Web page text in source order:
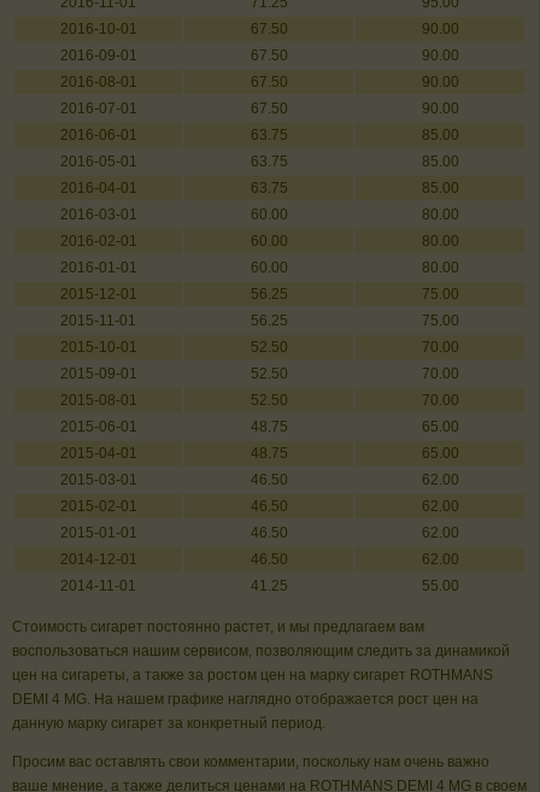
2016-10-01
67.50
90.00
2016-09-01
67.50
90.00
2016-08-01
67.50
90.00
2016-07-01
67.50
90.00
2016-06-01
63.75
85.00
2016-05-01
63.75
85.00
2016-04-01
63.75
85.00
2016-03-01
60.00
80.00
2016-02-01
60.00
80.00
2016-01-01
60.00
80.00
2015-12-01
56.25
75.00
2015-11-01
56.25
75.00
2015-10-01
52.50
70.00
2015-09-01
52.50
70.00
2015-08-01
52.50
70.00
2015-06-01
48.75
65.00
2015-04-01
48.75
65.00
2015-03-01
46.50
62.00
2015-02-01
46.50
62.00
2015-01-01
46.50
62.00
2014-12-01
46.50
62.00
2014-11-01
41.25 55.00
Стоимость сигарет постоянно растет, и мы предлагаем вам
воспользоваться нашим сервисом, позволяющим следить за динамикой
цен на сигареты, а также за ростом цен на марку сигарет ROTHMANS
DEMI 4 MG. На нашем графике наглядно отображается рост цен на
данную марку сигарет за конкретный период.
Просим вас оставлять свои комментарии, поскольку нам очень важно
ваше мнение, а также делиться ценами на ROTHMANS DEMI 4 MG в своем